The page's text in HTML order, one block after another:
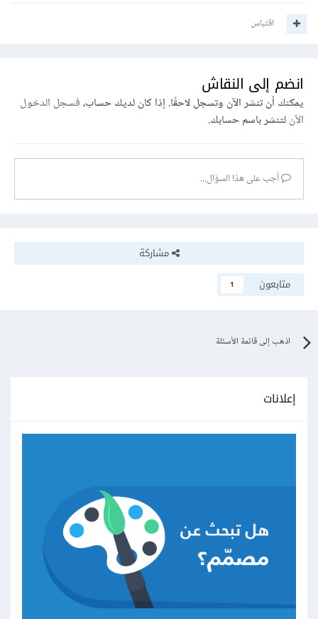
اقتباس
انضم إلى النقاش
يمكنك أن تنشر الآن وتسجل لاحقًا. إذا كان لديك حساب،فسجل الدخول
الآنلتنشر باسم حسابك.
أجب على هذا السؤال...
مشاركة
متابعون
1
اذهب إلى قائمة الأسئلة
إعلانات